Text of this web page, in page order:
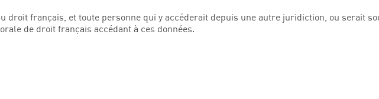
droit français, et toute personne qui y accéderait depuis une autre juridiction, ou serait
de droit français accédant à ces données.